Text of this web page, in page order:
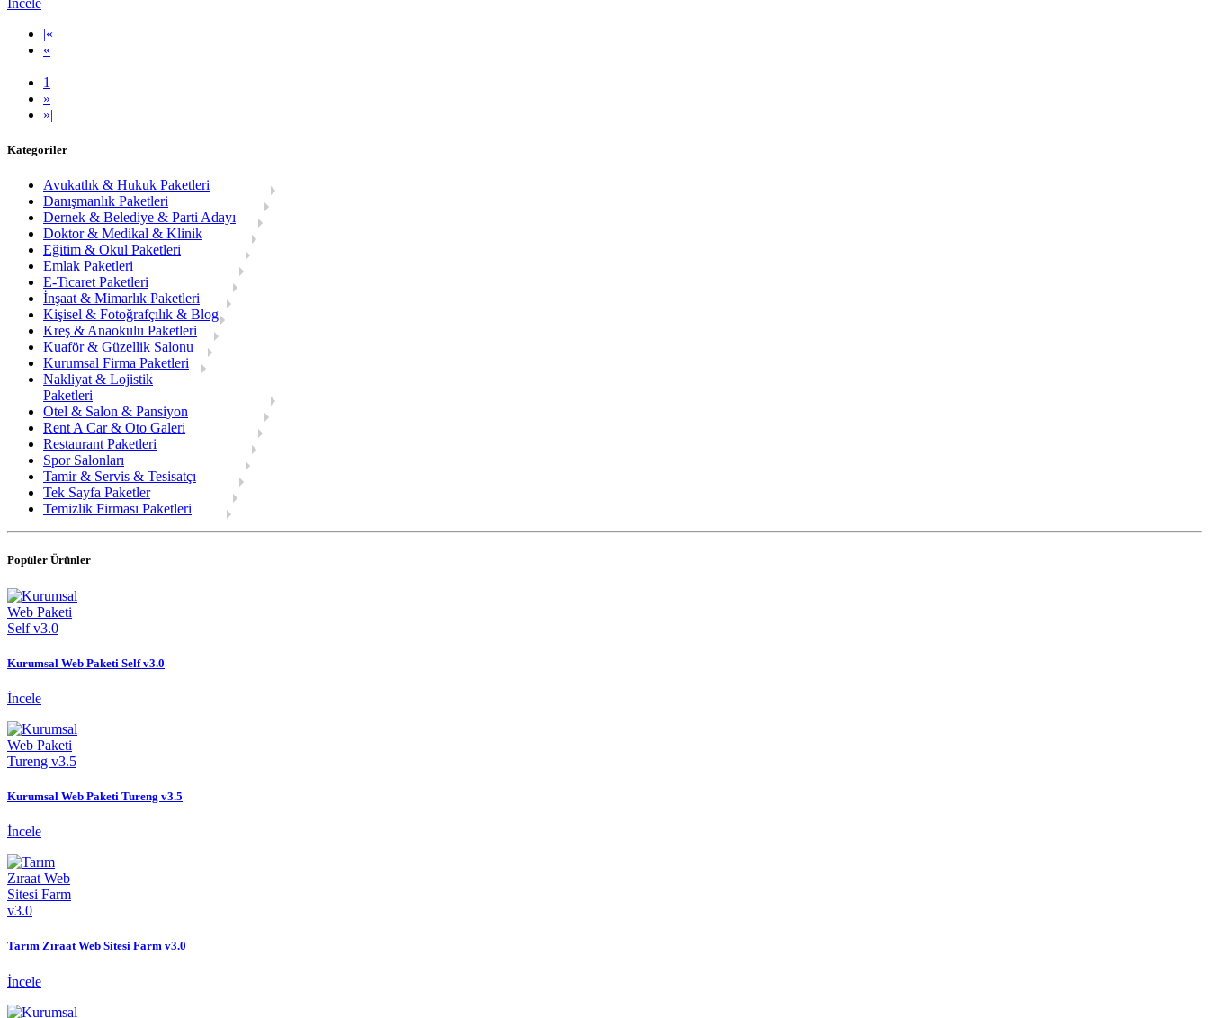
|«
«
1
»
»|
Kategoriler
Avukatlık & Hukuk Paketleri
Danışmanlık Paketleri
Dernek & Belediye & Parti Adayı
Doktor & Medikal & Klinik
Eğitim & Okul Paketleri
Emlak Paketleri
E-Ticaret Paketleri
İnşaat & Mimarlık Paketleri
Kişisel & Fotoğrafçılık & Blog
Kreş & Anaokulu Paketleri
Kuaför & Güzellik Salonu
Kurumsal Firma Paketleri
Nakliyat & Lojistik
Paketleri
Otel & Salon & Pansiyon
Rent A Car & Oto Galeri
Restaurant Paketleri
Spor Salonları
Tamir & Servis & Tesisatçı
Tek Sayfa Paketler
Temizlik Firması Paketleri
Popüler Ürünler
Kurumsal Web Paketi Self v3.0
İncele
Kurumsal Web Paketi Tureng v3.5
İncele
Tarım Zıraat Web Sitesi Farm v3.0
İncele